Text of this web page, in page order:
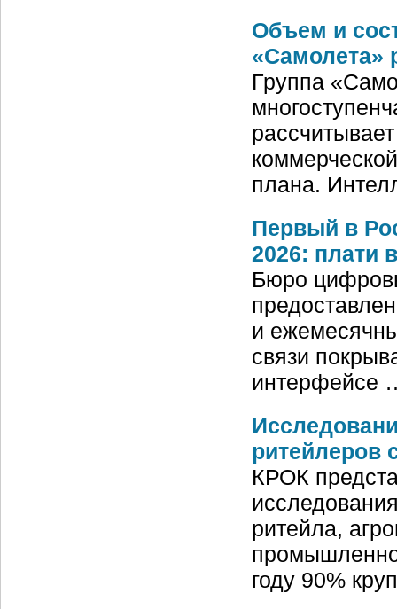
Объем и
«Самолета»
Группа
плана.
Первый в
2026: плати
Бюро
и
связи
интерфейсе
ритейлеров
КРОК
ритейла,
году 90%